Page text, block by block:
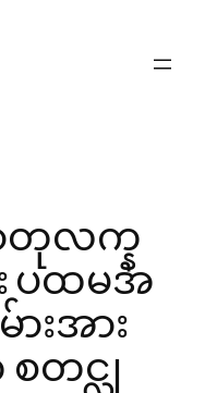
တုလက္န
ပထမအ
းအား
တင္လု